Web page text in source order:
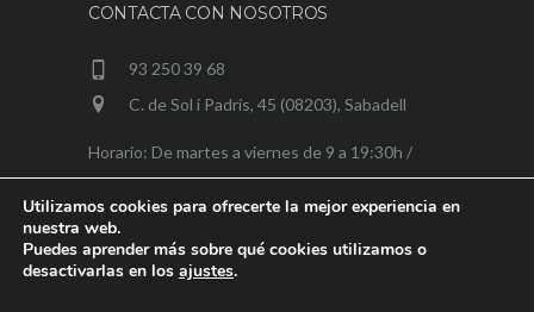
CONTACTA CON NOSOTROS
93 250 39 68
C. de Sol i Padrís, 45 (08203), Sabadell
Horario: De martes a viernes de 9 a 19:30h /
sábados de 9 a 15h
Utilizamos cookies para ofrecerte la mejor experiencia en
nuestra web.
Puedes aprender más sobre qué cookies utilizamos o
desactivarlas en los ajustes.